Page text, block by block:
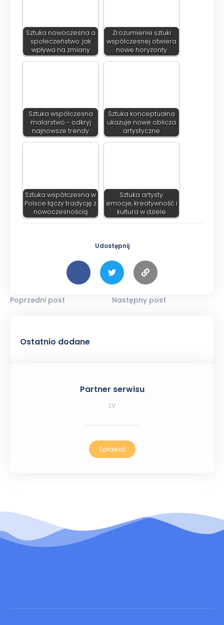
Sztuka nowoczesna a
społeczeństwo: jak
wpływa na zmiany
Zrozumienie sztuki
współczesnej otwiera
nowe horyzonty
Sztuka współczesna
malarstwo - odkryj
najnowsze trendy
Sztuka konceptualna
ukazuje nowe oblicza
artystyczne
Sztuka współczesna w
Polsce łączy tradycję z
nowoczesnością
Sztuka artysty:
emocje, kreatywność i
kultura w dziele
Udostępnij
Poprzedni post Następny post
Ostatnio dodane
Partner serwisu
LV
Sprawdź